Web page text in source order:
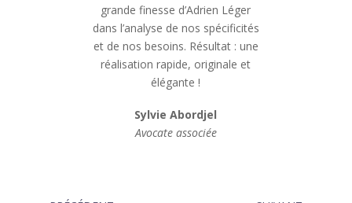
grande finesse d’Adrien Léger
dans l’analyse de nos spécificités
et de nos besoins. Résultat : une
réalisation rapide, originale et
élégante !
Sylvie Abordjel
Avocate associée